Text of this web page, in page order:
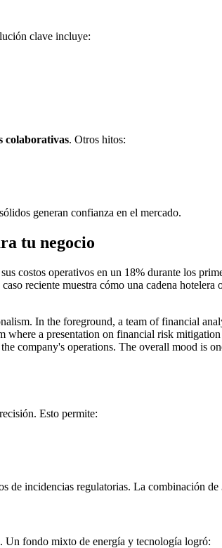
clave incluye:
colaborativas. Otros hitos:
sólidos generan confianza en el mercado.
tu negocio
costos operativos en un 18% durante los
reciente muestra cómo una cadena
Esto permite:
de incidencias regulatorias. La combinación de
Un fondo mixto de energía y tecnología logró: